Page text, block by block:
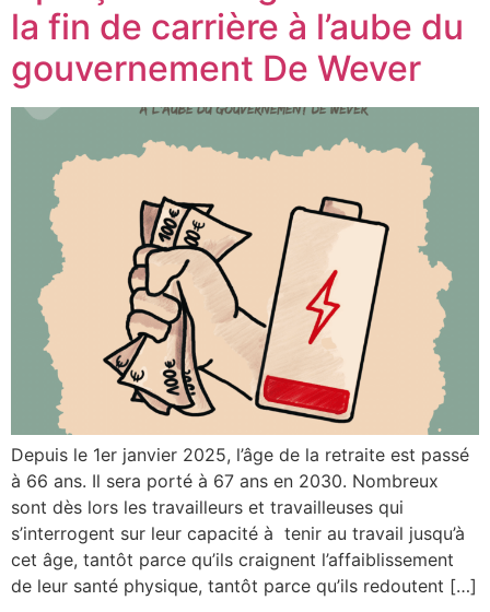
la fin de carrière à l’aube du
gouvernement De Wever
Depuis le 1er janvier 2025, l’âge de la retraite est passé
à 66 ans. Il sera porté à 67 ans en 2030. Nombreux
sont dès lors les travailleurs et travailleuses qui
s’interrogent sur leur capacité à tenir au travail jusqu’à
cet âge, tantôt parce qu’ils craignent l’affaiblissement
de leur santé physique, tantôt parce qu’ils redoutent […]